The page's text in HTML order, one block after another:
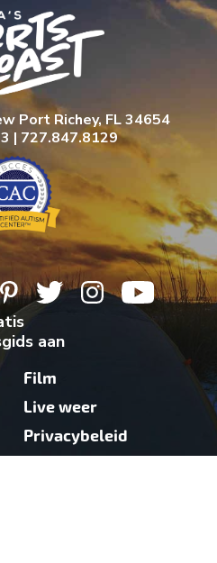
Port Richey, FL 34654
| 727.847.8129
aan
Film
Live weer
Privacybeleid